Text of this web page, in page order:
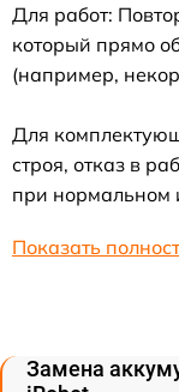
Для работ:
который прямо
(например,
Для
строя, отказ в
при нормальном
Показать
Замена